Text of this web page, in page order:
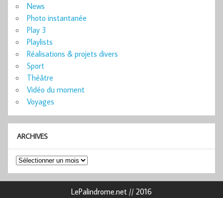
News
Photo instantanée
Play 3
Playlists
Réalisations & projets divers
Sport
Théâtre
Vidéo du moment
Voyages
ARCHIVES
Archives
LePalindrome.net // 2016